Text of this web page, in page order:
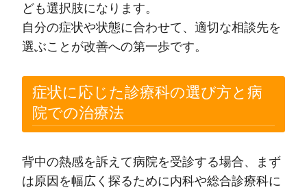
ども選択肢になります。
自分の症状や状態に合わせて、適切な相談先を
選ぶことが改善への第一歩です。
症状に応じた診療科の選び方と病
院での治療法
背中の熱感を訴えて病院を受診する場合、まず
は原因を幅広く探るために内科や総合診療科に